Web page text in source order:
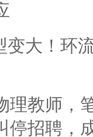
变大！环
理教师，
停招聘，